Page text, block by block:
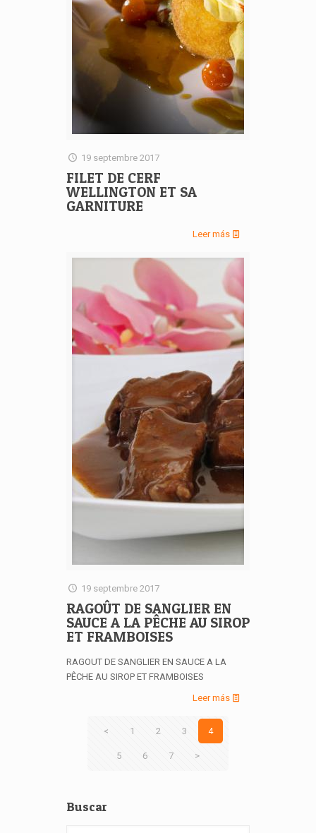
19 septembre 2017
FILET DE CERF
WELLINGTON ET SA
GARNITURE
Leer más
19 septembre 2017
RAGOÛT DE SANGLIER EN
SAUCE A LA PÊCHE AU SIROP
ET FRAMBOISES
RAGOUT DE SANGLIER EN SAUCE A LA
PÊCHE AU SIROP ET FRAMBOISES
Leer más
< 1 2 3 4
5 6 7 >
Buscar